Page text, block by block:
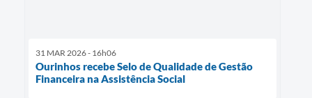
31 MAR 2026 - 16h06
Ourinhos recebe Selo de Qualidade de Gestão
Financeira na Assistência Social